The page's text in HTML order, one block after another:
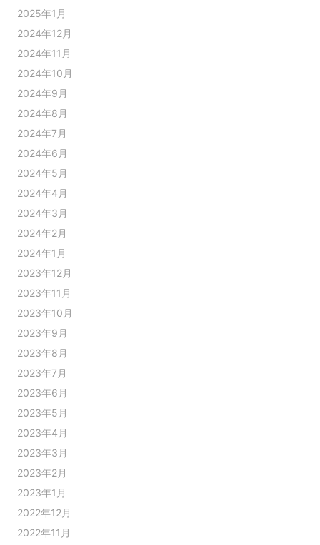
2025年1月
2024年12月
2024年11月
2024年10月
2024年9月
2024年8月
2024年7月
2024年6月
2024年5月
2024年4月
2024年3月
2024年2月
2024年1月
2023年12月
2023年11月
2023年10月
2023年9月
2023年8月
2023年7月
2023年6月
2023年5月
2023年4月
2023年3月
2023年2月
2023年1月
2022年12月
2022年11月